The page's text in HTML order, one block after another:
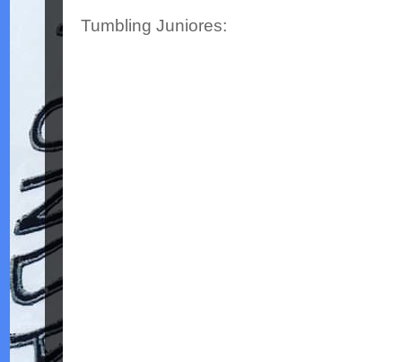
Tumbling Juniores: